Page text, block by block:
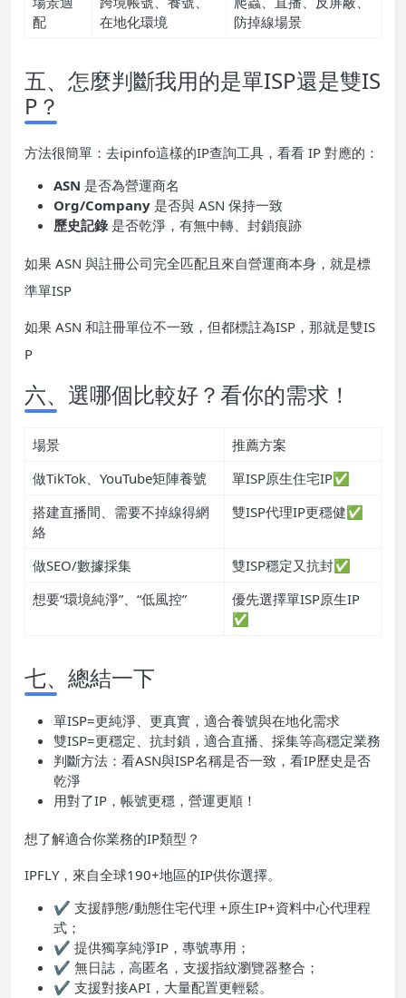
配
在地化環境
防掉線場景
五、怎麼判斷我用的是單ISP還是雙IS
P？
方法很簡單：去ipinfo這樣的IP查詢工具，看看 IP 對應的：
ASN 是否為營運商名
Org/Company 是否與 ASN 保持一致
歷史記錄是否乾淨，有無中轉、封鎖痕跡
如果 ASN 與註冊公司完全匹配且來自營運商本身，就是標
準單ISP
如果 ASN 和註冊單位不一致，但都標註為ISP，那就是雙IS
P
六、選哪個比較好？看你的需求！
場景
推薦方案
做TikTok、YouTube矩陣養號
單ISP原生住宅IP✅
搭建直播間、需要不掉線得網
絡
雙ISP代理IP更穩健✅
做SEO/數據採集
雙ISP穩定又抗封✅
想要“環境純淨”、“低風控”
優先選擇單ISP原生IP
✅
七、總結一下
單ISP=更純淨、更真實，適合養號與在地化需求
雙ISP=更穩定、抗封鎖，適合直播、採集等高穩定業務
判斷方法：看ASN與ISP名稱是否一致，看IP歷史是否
乾淨
用對了IP，帳號更穩，營運更順！
想了解適合你業務的IP類型？
IPFLY，來自全球190+地區的IP供你選擇。
✔ 支援靜態/動態住宅代理 +原生IP+資料中心代理程
式；
✔ 提供獨享純淨IP，專號專用；
✔ 無日誌，高匿名，支援指紋瀏覽器整合；
✔ 支援對接API，大量配置更輕鬆。